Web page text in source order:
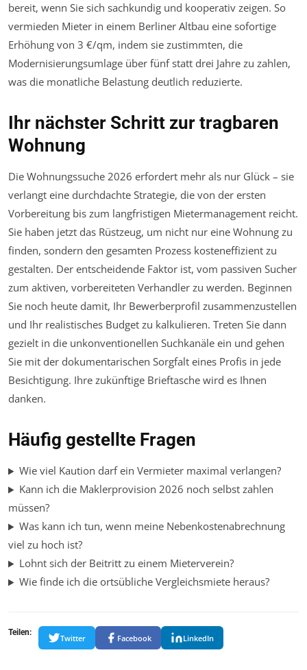
bereit, wenn Sie sich sachkundig und kooperativ zeigen. So
vermieden Mieter in einem Berliner Altbau eine sofortige
Erhöhung von 3 €/qm, indem sie zustimmten, die
Modernisierungsumlage über fünf statt drei Jahre zu zahlen,
was die monatliche Belastung deutlich reduzierte.
Ihr nächster Schritt zur tragbaren
Wohnung
Die Wohnungssuche 2026 erfordert mehr als nur Glück – sie
verlangt eine durchdachte Strategie, die von der ersten
Vorbereitung bis zum langfristigen Mietermanagement reicht.
Sie haben jetzt das Rüstzeug, um nicht nur eine Wohnung zu
finden, sondern den gesamten Prozess kosteneffizient zu
gestalten. Der entscheidende Faktor ist, vom passiven Sucher
zum aktiven, vorbereiteten Verhandler zu werden. Beginnen
Sie noch heute damit, Ihr Bewerberprofil zusammenzustellen
und Ihr realistisches Budget zu kalkulieren. Treten Sie dann
gezielt in die unkonventionellen Suchkanäle ein und gehen
Sie mit der dokumentarischen Sorgfalt eines Profis in jede
Besichtigung. Ihre zukünftige Brieftasche wird es Ihnen
danken.
Häufig gestellte Fragen
Wie viel Kaution darf ein Vermieter maximal verlangen?
Kann ich die Maklerprovision 2026 noch selbst zahlen
müssen?
Was kann ich tun, wenn meine Nebenkostenabrechnung
viel zu hoch ist?
Lohnt sich der Beitritt zu einem Mieterverein?
Wie finde ich die ortsübliche Vergleichsmiete heraus?
Teilen:
Twitter Facebook LinkedIn